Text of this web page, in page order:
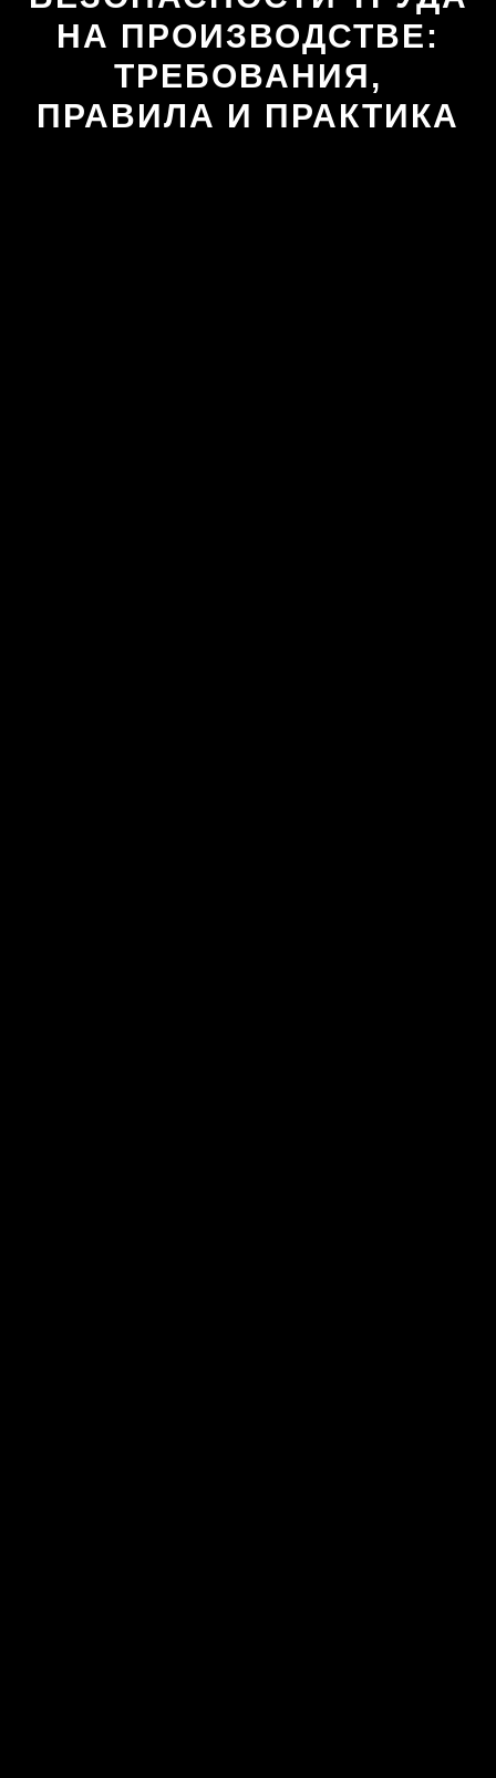
НА ПРОИЗВОДСТВЕ:
ТРЕБОВАНИЯ,
ПРАВИЛА И ПРАКТИКА